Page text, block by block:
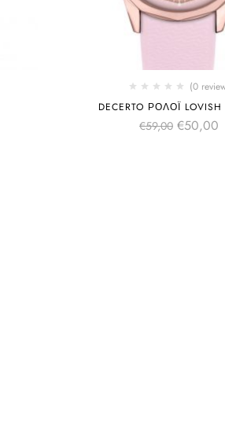
(0
DECERTO ΡΟΛΌΙ
€59,00 €50,00